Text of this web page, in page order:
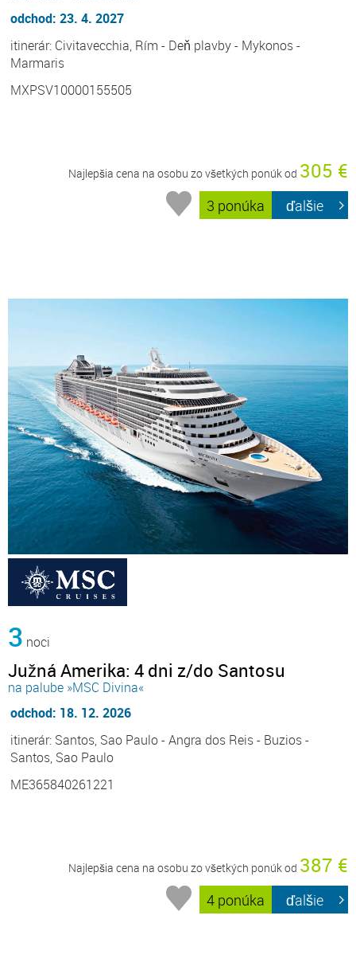
odchod: 23. 4. 2027
itinerár: Civitavecchia, Rím - Deň plavby - Mykonos -
Marmaris
MXPSV10000155505
Najlepšia cena na osobu zo všetkých ponúk od 305 €
3 ponúka ďalšie
3 noci
Južná Amerika: 4 dni z/do Santosu
na palube »MSC Divina«
odchod: 18. 12. 2026
itinerár: Santos, Sao Paulo - Angra dos Reis - Buzios -
Santos, Sao Paulo
ME365840261221
Najlepšia cena na osobu zo všetkých ponúk od 387 €
4 ponúka ďalšie